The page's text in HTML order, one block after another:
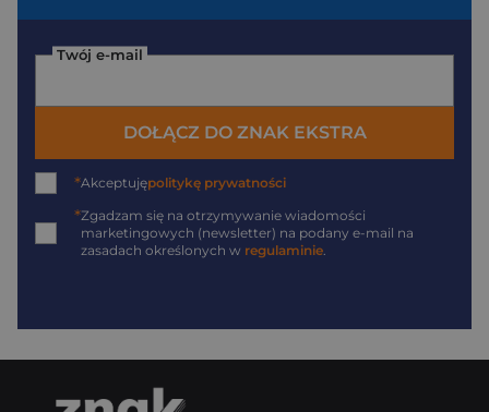
Twój e-mail
DOŁĄCZ DO ZNAK EKSTRA
*Akceptujępolitykę prywatności
*Zgadzam się na otrzymywanie wiadomości
marketingowych (newsletter) na podany e-mail na
zasadach określonych w regulaminie